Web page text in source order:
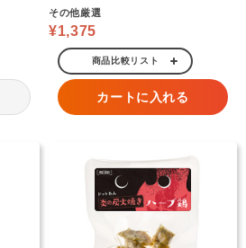
その他厳選
¥1,375
商品比較リスト
カートに入れる